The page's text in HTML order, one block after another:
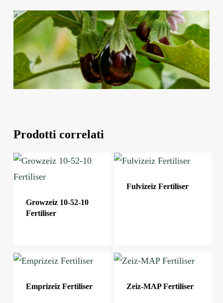
Prodotti correlati
Growzeiz 10-52-10
Fertiliser
Fulvizeiz Fertiliser
Emprizeiz Fertiliser Zeiz-MAP Fertiliser